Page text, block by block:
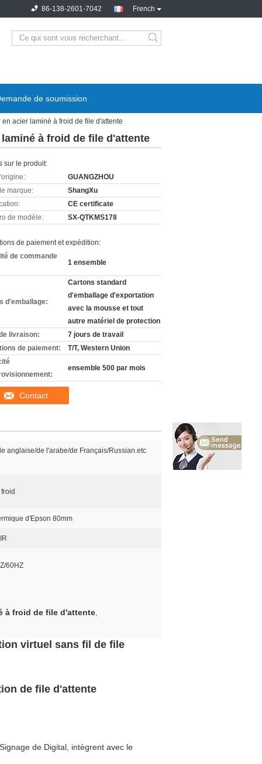
French
86-138-2601-7042
de soumission
acier laminé à froid de file d'attente
à froid de file d'attente
sur le produit:
GUANGZHOU
marque:
ShangXu
CE certificate
de modèle:
SX-QTKMS178
de paiement et expédition:
de commande
1 ensemble
d'emballage:
Cartons standard
d'emballage d'exportation
avec la mousse et tout
autre matériel de protection
livraison:
7 jours de travail
de paiement:
T/T, Western Union
ensemble 500 par mois
Contact
anglaise/de l'arabe/de Français/Russian.etc
d'Epson 80mm
60HZ
à froid de file d'attente,
virtuel sans fil de file
de file d'attente
de Digital, intègrent avec le